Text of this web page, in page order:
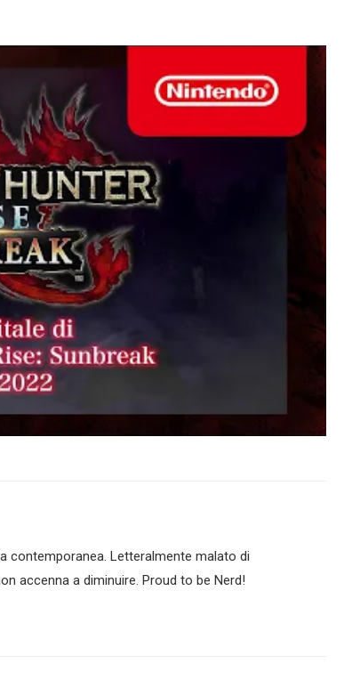
contemporanea. Letteralmente malato di
accenna a diminuire. Proud to be Nerd!